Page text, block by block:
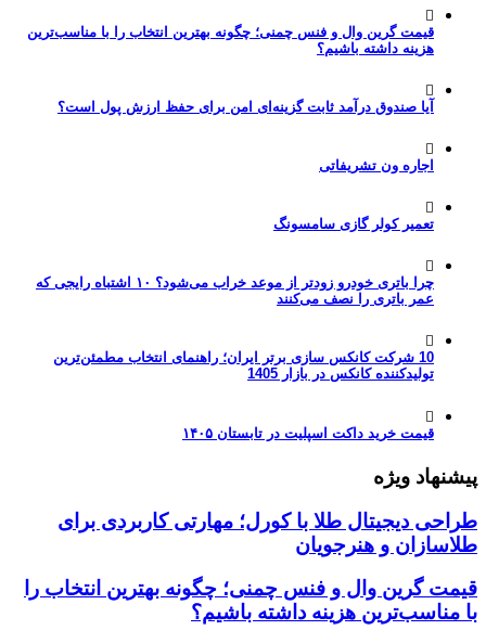
قیمت گرین وال و فنس چمنی؛ چگونه بهترین انتخاب را با مناسب‌ترین
هزینه داشته باشیم؟
آیا صندوق درآمد ثابت گزینه‌ای امن برای حفظ ارزش پول است؟
اجاره ون تشریفاتی
تعمیر کولر گازی سامسونگ
چرا باتری خودرو زودتر از موعد خراب می‌شود؟ ۱۰ اشتباه رایجی که
عمر باتری را نصف می‌کنند
10 شرکت کانکس سازی برتر ایران؛ راهنمای انتخاب مطمئن‌ترین
تولیدکننده کانکس در بازار 1405
قیمت خرید داکت اسپلیت در تابستان ۱۴۰۵
پیشنهاد ویژه
طراحی دیجیتال طلا با کورل؛ مهارتی کاربردی برای
طلاسازان و هنرجویان
قیمت گرین وال و فنس چمنی؛ چگونه بهترین انتخاب را
با مناسب‌ترین هزینه داشته باشیم؟